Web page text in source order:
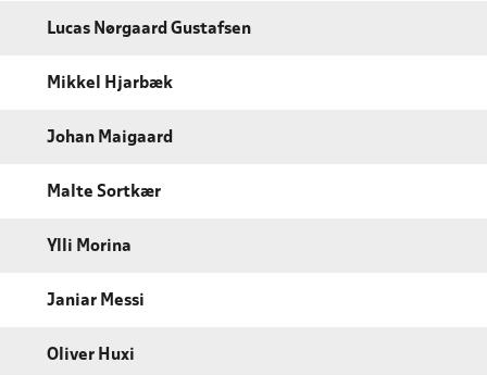
Lucas Nørgaard Gustafsen
Mikkel Hjarbæk
Johan Maigaard
Malte Sortkær
Ylli Morina
Janiar Messi
Oliver Huxi